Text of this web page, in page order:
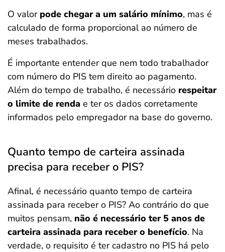
O valor pode chegar a um salário mínimo, mas é
calculado de forma proporcional ao número de
meses trabalhados.
É importante entender que nem todo trabalhador
com número do PIS tem direito ao pagamento.
Além do tempo de trabalho, é necessário respeitar
o limite de renda e ter os dados corretamente
informados pelo empregador na base do governo.
Quanto tempo de carteira assinada
precisa para receber o PIS?
Afinal, é necessário quanto tempo de carteira
assinada para receber o PIS? Ao contrário do que
muitos pensam, não é necessário ter 5 anos de
carteira assinada para receber o benefício. Na
verdade, o requisito é ter cadastro no PIS há pelo